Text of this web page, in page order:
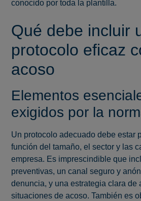
conocido por toda la plantilla.
Qué debe incluir
protocolo eficaz
acoso
Elementos
exigidos por la
Un protocolo adecuado debe estar
función del tamaño, el sector y las
empresa. Es imprescindible que
preventivas, un canal seguro y
denuncia, y una estrategia clara de
situaciones de acoso. También es